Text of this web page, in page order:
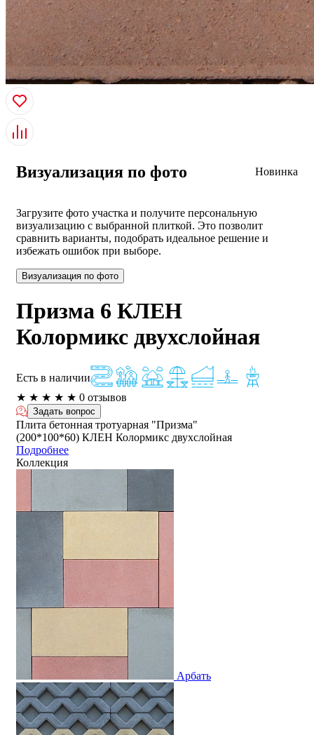
Визуализация по фото Новинка
Загрузите фото участка и получите персональную
визуализацию с выбранной плиткой. Это позволит
сравнить варианты, подобрать идеальное решение и
избежать ошибок при выборе.
Визуализация по фото
Призма 6 КЛЕН
Колормикс двухслойная
Есть в наличии
★ ★ ★ ★ ★ 0 отзывов
Задать вопрос
Плита бетонная тротуарная "Призма"
(200*100*60) КЛЕН Колормикс двухслойная
Подробнее
Коллекция
Арбать